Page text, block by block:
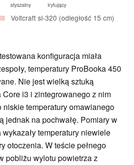
słyszalny
irytujący
Voltcraft sl-320 (odległość 15 cm)
konfiguracja miała
temperatury ProBooka 450
Nie jest wielką sztuką
Core i3 i zintegrowanego z nim
niskie temperatury omawianego
jednak na pochwałę. Pomiary w
temperatury niewiele
otoczenia. W teście pełnego
pobliżu wylotu powietrza z